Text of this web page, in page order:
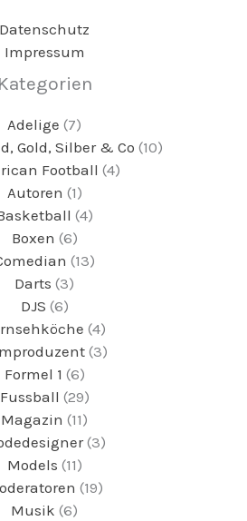
Datenschutz
Impressum
Kategorien
Adelige (7)
Gold, Silber & Co (10)
Football (4)
Autoren (1)
(4)
Boxen (6)
(13)
Darts (3)
DJS (6)
(4)
(3)
Formel 1 (6)
Fussball (29)
Magazin (11)
(3)
Models (11)
(19)
Musik (6)